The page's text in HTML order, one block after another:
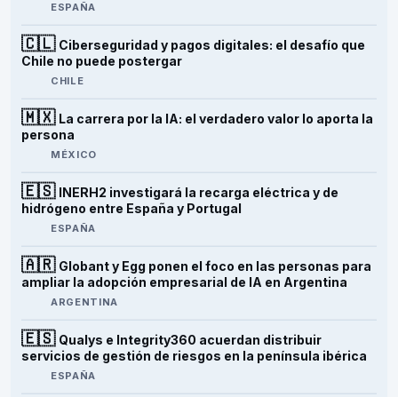
ESPAÑA
🇨🇱 Ciberseguridad y pagos digitales: el desafío que
Chile no puede postergar
CHILE
🇲🇽 La carrera por la IA: el verdadero valor lo aporta la
persona
MÉXICO
🇪🇸 INERH2 investigará la recarga eléctrica y de
hidrógeno entre España y Portugal
ESPAÑA
🇦🇷 Globant y Egg ponen el foco en las personas para
ampliar la adopción empresarial de IA en Argentina
ARGENTINA
🇪🇸 Qualys e Integrity360 acuerdan distribuir
servicios de gestión de riesgos en la península ibérica
ESPAÑA